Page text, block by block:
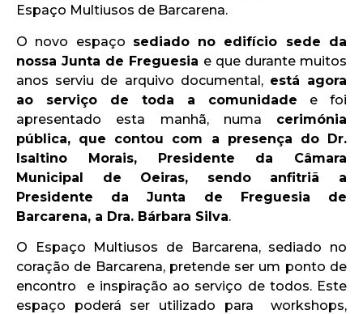
Espaço Multiusos de Barcarena.
O novo espaço sediado no edifício sede da
nossa Junta de Freguesia e que durante muitos
anos serviu de arquivo documental, está agora
ao serviço de toda a comunidade e foi
apresentado esta manhã, numa cerimónia
pública, que contou com a presença do Dr.
Isaltino Morais, Presidente da Câmara
Municipal de Oeiras, sendo anfitriã a
Presidente da Junta de Freguesia de
Barcarena, a Dra. Bárbara Silva.
O Espaço Multiusos de Barcarena, sediado no
coração de Barcarena, pretende ser um ponto de
encontro e inspiração ao serviço de todos. Este
espaço poderá ser utilizado para workshops,